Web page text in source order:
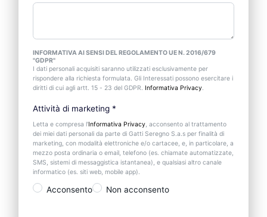
INFORMATIVA AI SENSI DEL REGOLAMENTO UE N. 2016/679
"GDPR"
I dati personali acquisiti saranno utilizzati esclusivamente per
rispondere alla richiesta formulata. Gli Interessati possono esercitare i
diritti di cui agli artt. 15 - 23 del GDPR. Informativa Privacy.
Attività di marketing *
Letta e compresa l’Informativa Privacy, acconsento al trattamento
dei miei dati personali da parte di Gatti Seregno S.a.s per finalità di
marketing, con modalità elettroniche e/o cartacee, e, in particolare, a
mezzo posta ordinaria o email, telefono (es. chiamate automatizzate,
SMS, sistemi di messaggistica istantanea), e qualsiasi altro canale
informatico (es. siti web, mobile app).
Acconsento Non acconsento